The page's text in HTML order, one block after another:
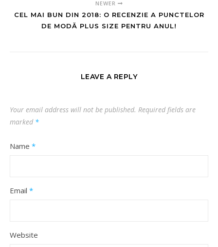
NEWER
CEL MAI BUN DIN 2018: O RECENZIE A PUNCTELOR
DE MODĂ PLUS SIZE PENTRU ANUL!
LEAVE A REPLY
Your email address will not be published. Required fields are
marked *
Name *
Email *
Website